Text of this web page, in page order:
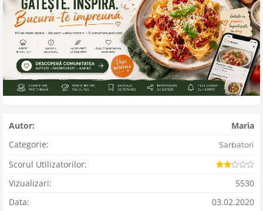
Autor:
Maria
Categorie:
Sarbatori
Scorul Utilizatorilor:
Vizualizari:
5530
Data:
03.02.2020